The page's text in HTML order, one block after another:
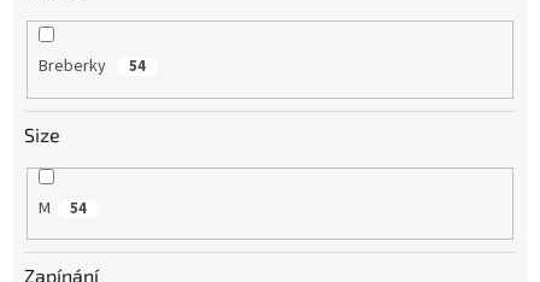
Breberky 54
Size
M 54
Zapínání